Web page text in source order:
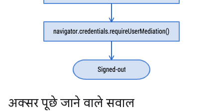
अक्सर पूछे जाने वाले सवाल